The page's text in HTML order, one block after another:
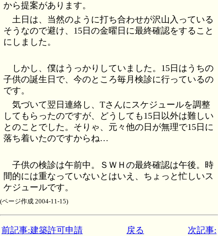
から提案があります。
土日は、当然のように打ち合わせが沢山入っている
そうなので避け、15日の金曜日に最終確認をすること
にしました。
しかし、僕はうっかりしていました。15日はうちの
子供の誕生日で、今のところ毎月検診に行っているの
です。
気づいて翌日連絡し、Tさんにスケジュールを調整
してもらったのですが、どうしても15日以外は難しい
とのことでした。そりゃ、元々他の日が無理で15日に
落ち着いたのですからね…
子供の検診は午前中。ＳＷＨの最終確認は午後。時
間的には重なっていないとはいえ、ちょっと忙しいス
ケジュールです。
(ページ作成 2004-11-15)
前記事:建築許可申請 戻る
次記事: